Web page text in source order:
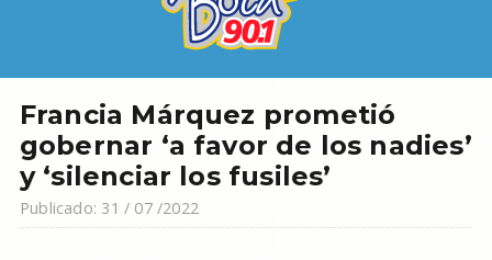
Francia Márquez prometió
gobernar ‘a favor de los nadies’
y ‘silenciar los fusiles’
Publicado: 31 / 07 /2022